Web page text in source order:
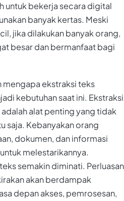
untuk bekerja secara digital
banyak kertas. Meski
jika dilakukan banyak orang,
besar dan bermanfaat bagi
mengapa ekstraksi teks
kebutuhan saat ini. Ekstraksi
alat penting yang tidak
saja. Kebanyakan orang
dokumen, dan informasi
melestarikannya.
semakin diminati. Perluasan
akan berdampak
depan akses, pemrosesan,